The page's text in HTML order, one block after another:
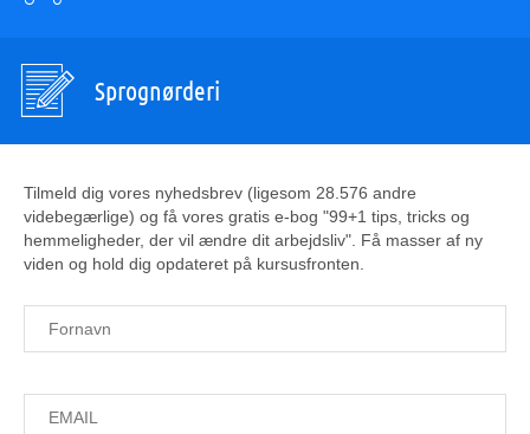
Sprognørderi
Tilmeld dig vores nyhedsbrev (ligesom 28.576 andre
videbegærlige) og få vores gratis e-bog "99+1 tips, tricks og
hemmeligheder, der vil ændre dit arbejdsliv". Få masser af ny
viden og hold dig opdateret på kursusfronten.